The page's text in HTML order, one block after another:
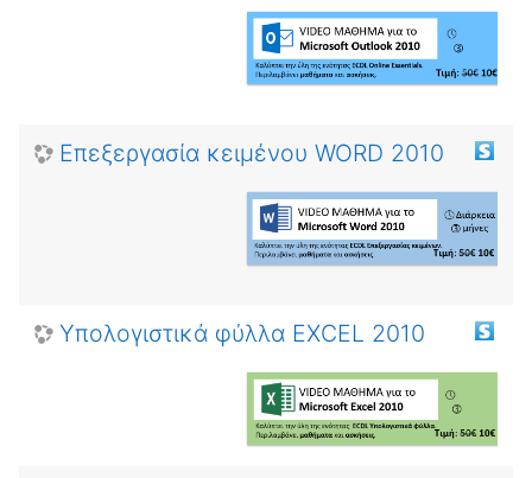
Επεξεργασία κειμένου WORD 2010
Υπολογιστικά φύλλα EXCEL 2010